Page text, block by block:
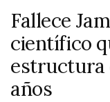
Fallece
científico
estructura
años